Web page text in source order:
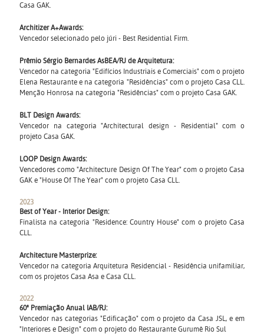
Casa GAK.
Architizer A+Awards:
Vencedor selecionado pelo júri - Best Residential Firm.
Prêmio Sérgio Bernardes AsBEA/RJ de Arquitetura:
Vencedor na categoria "Edifícios Industriais e Comerciais" com o projeto
Elena Restaurante e na categoria "Residências" com o projeto Casa CLL.
Menção Honrosa na categoria "Residências" com o projeto Casa GAK.
BLT Design Awards:
Vencedor na categoria "Architectural design - Residential" com o
projeto Casa GAK.
LOOP Design Awards:
Vencedores como "Architecture Design Of The Year" com o projeto Casa
GAK e "House Of The Year" com o projeto Casa CLL.
2023
Best of Year - Interior Design:
Finalista na categoria "Residence: Country House" com o projeto Casa
CLL.
Architecture Masterprize:
Vencedor na categoria Arquitetura Residencial - Residência unifamiliar,
com os projetos Casa Asa e Casa CLL.
2022
60ª Premiação Anual IAB/RJ:
Vencedor nas categorias "Edificação" com o projeto da Casa JSL, e em
"Interiores e Design" com o projeto do Restaurante Gurumê Rio Sul